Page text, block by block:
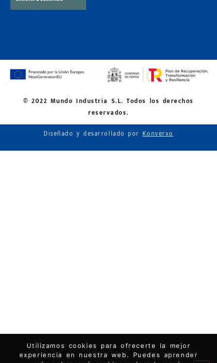
© 2022 Mundo Industria S.L. Todos los derechos
reservados.
Diseñado y desarrollado porKonverxo
Utilizamos cookies para ofrecerte la mejor
experiencia en nuestra web. Puedes aprender